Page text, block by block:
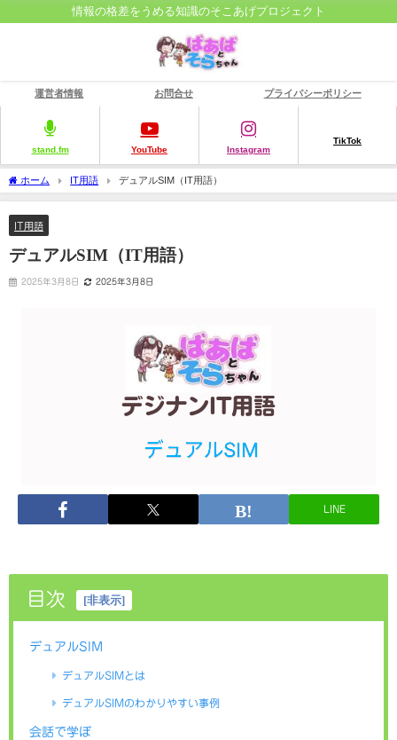
情報の格差をうめる知識のそこあげプロジェクト
運営者情報 お問合せ プライバシーポリシー
stand.fm YouTube Instagram
TikTok
ホーム IT用語 デュアルSIM（IT用語）
IT用語
デュアルSIM（IT用語）
2025年3月8日 2025年3月8日
LINE
目次 [非表示]
デュアルSIM
デュアルSIMとは
デュアルSIMのわかりやすい事例
会話で学ぼ